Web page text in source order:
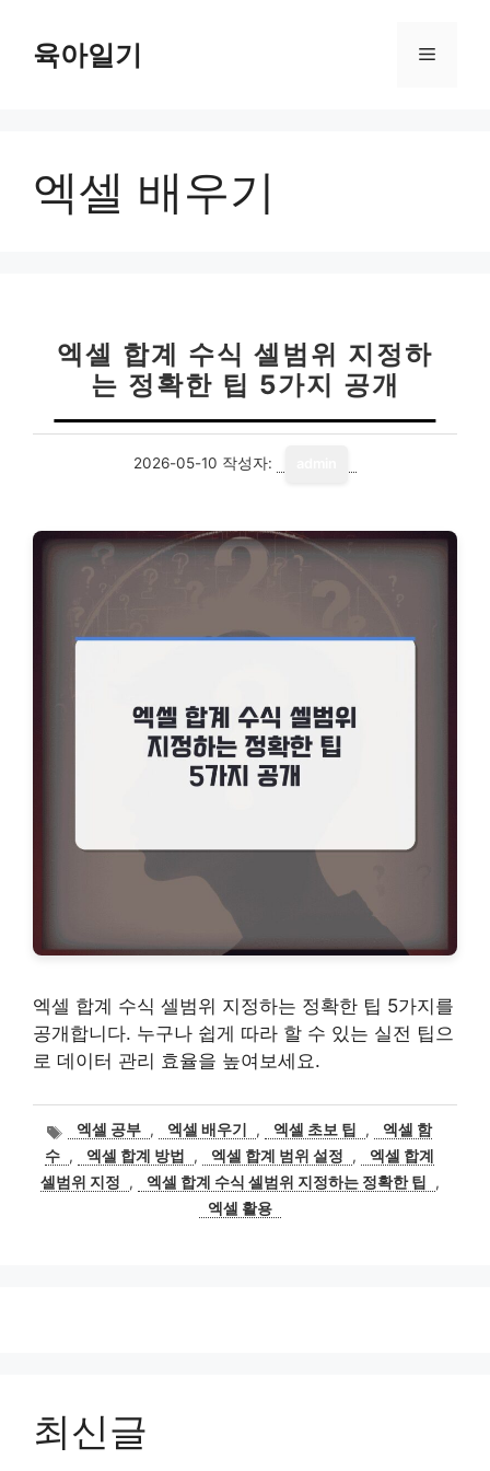
육아일기 메
엑셀 배우기
엑셀 합계 수식 셀범위 지정하
는 정확한 팁 5가지 공개
2026-05-10 작성자:
엑셀 합계 수식 셀범위 지정하는 정확한 팁 5가지를
공개합니다. 누구나 쉽게 따라 할 수 있는 실전 팁으
로 데이터 관리 효율을 높여보세요.
태엑셀 공부 , 엑셀 배우기 , 엑셀 초보 팁 ,
엑셀 함
수 , 엑셀 합계 방법 , 엑셀 합계 범위 설정 ,
엑셀 합계
셀범위 지정
, 엑셀 합계 수식 셀범위 지정하는 정확한 팁
,
엑셀 활용
최신글